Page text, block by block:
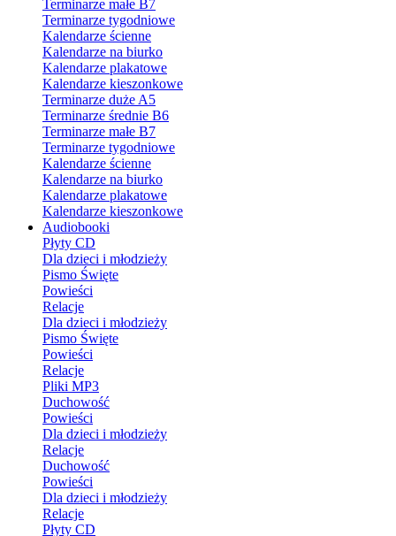
Terminarze małe B7
Terminarze tygodniowe
Kalendarze ścienne
Kalendarze na biurko
Kalendarze plakatowe
Kalendarze kieszonkowe
Terminarze duże A5
Terminarze średnie B6
Terminarze małe B7
Terminarze tygodniowe
Kalendarze ścienne
Kalendarze na biurko
Kalendarze plakatowe
Kalendarze kieszonkowe
Audiobooki
Płyty CD
Dla dzieci i młodzieży
Pismo Święte
Powieści
Relacje
Dla dzieci i młodzieży
Pismo Święte
Powieści
Relacje
Pliki MP3
Duchowość
Powieści
Dla dzieci i młodzieży
Relacje
Duchowość
Powieści
Dla dzieci i młodzieży
Relacje
Płyty CD